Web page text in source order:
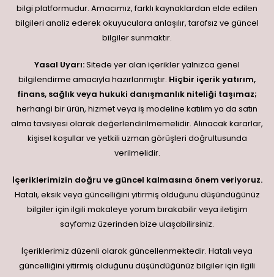
bilgi platformudur. Amacımız, farklı kaynaklardan elde edilen
bilgileri analiz ederek okuyuculara anlaşılır, tarafsız ve güncel
bilgiler sunmaktır.
Yasal Uyarı:Sitede yer alan içerikler yalnızca genel
bilgilendirme amacıyla hazırlanmıştır. Hiçbir içerik yatırım,
finans, sağlık veya hukuki danışmanlık niteliği taşımaz;
herhangi bir ürün, hizmet veya iş modeline katılım ya da satın
alma tavsiyesi olarak değerlendirilmemelidir. Alınacak kararlar,
kişisel koşullar ve yetkili uzman görüşleri doğrultusunda
verilmelidir.
İçeriklerimizin doğru ve güncel kalmasına önem veriyoruz.
Hatalı, eksik veya güncelliğini yitirmiş olduğunu düşündüğünüz
bilgiler için ilgili makaleye yorum bırakabilir veya iletişim
sayfamız üzerinden bize ulaşabilirsiniz.
İçeriklerimiz düzenli olarak güncellenmektedir. Hatalı veya
güncelliğini yitirmiş olduğunu düşündüğünüz bilgiler için ilgili